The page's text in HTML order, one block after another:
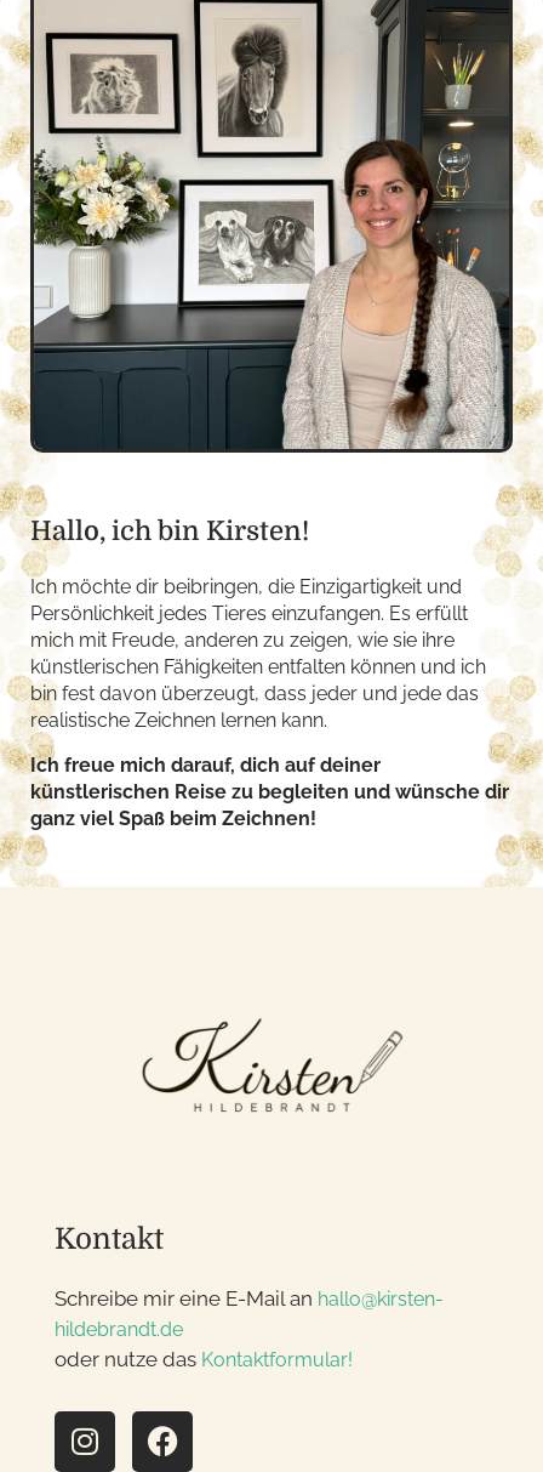
Hallo, ich bin Kirsten!
Ich möchte dir beibringen, die Einzigartigkeit und
Persönlichkeit jedes Tieres einzufangen. Es erfüllt
mich mit Freude, anderen zu zeigen, wie sie ihre
künstlerischen Fähigkeiten entfalten können und ich
bin fest davon überzeugt, dass jeder und jede das
realistische Zeichnen lernen kann.
Ich freue mich darauf, dich auf deiner
künstlerischen Reise zu begleiten und wünsche dir
ganz viel Spaß beim Zeichnen!
Kontakt
Schreibe mir eine E-Mail an hallo@kirsten-
hildebrandt.de
oder nutze das Kontaktformular!